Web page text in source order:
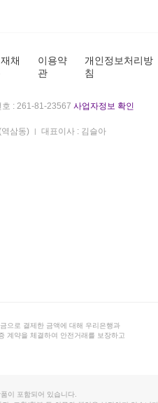
채
이용약
관
개인정보처리방
침
호 : 261-81-23567 사업자정보 확인
삼동)
대표이사 : 김슬아
으로 결제한 금액에 대해 우리은행과
계약을 체결하여 안전거래를 보장하고
이 포함되어 있습니다.